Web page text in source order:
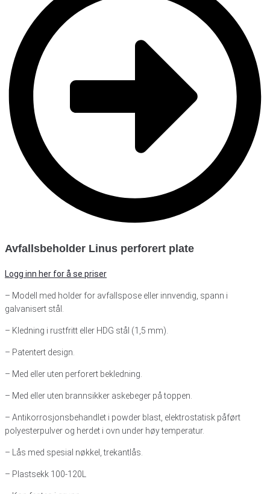
Avfallsbeholder Linus perforert plate
Logg inn her for å se priser
– Modell med holder for avfallspose eller innvendig, spann i
galvanisert stål.
– Kledning i rustfritt eller HDG stål (1,5 mm).
– Patentert design.
– Med eller uten perforert bekledning.
– Med eller uten brannsikker askebeger på toppen.
– Antikorrosjonsbehandlet i powder blast, elektrostatisk påført
polyesterpulver og herdet i ovn under høy temperatur.
– Lås med spesial nøkkel, trekantlås.
– Plastsekk 100-120L